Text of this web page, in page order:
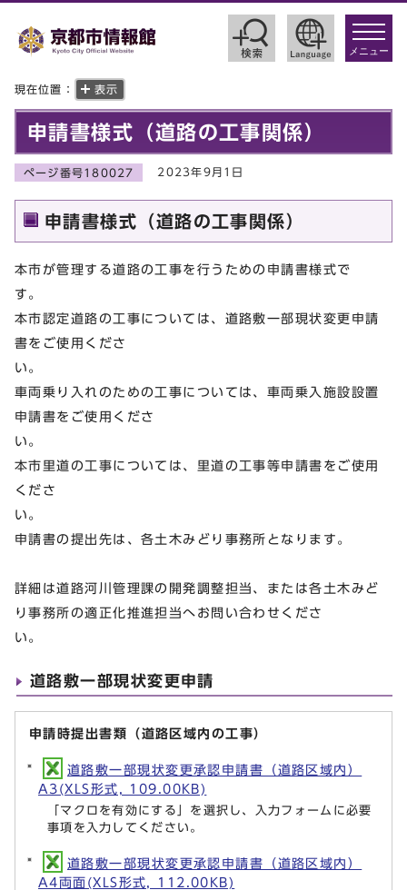
toggle
メニュー
現在位置： 表示
申請書様式（道路の工事関係）
ページ番号180027 2023年9月1日
申請書様式（道路の工事関係）
本市が管理する道路の工事を行うための申請書様式で
本市認定道路の工事については、道路敷一部現状変更申請
書をご使用くださ
車両乗り入れのための工事については、車両乗入施設設置
申請書をご使用くださ
い
本市里道の工事については、里道の工事等申請書をご使用
くださ
申請書の提出先は、各土木みどり事務所となります。
詳細は道路河川管理課の開発調整担当、または各土木みど
り事務所の適正化推進担当へお問い合わせくださ
い。
道路敷一部現状変更申請
申請時提出書類（道路区域内の工事）
道路敷一部現状変更承認申請書（道路区域内）
A3(XLS形式, 109.00KB)
「マクロを有効にする」を選択し、入力フォームに必要
事項を入力してください。
道路敷一部現状変更承認申請書（道路区域内）
A4両面(XLS形式, 112.00KB)